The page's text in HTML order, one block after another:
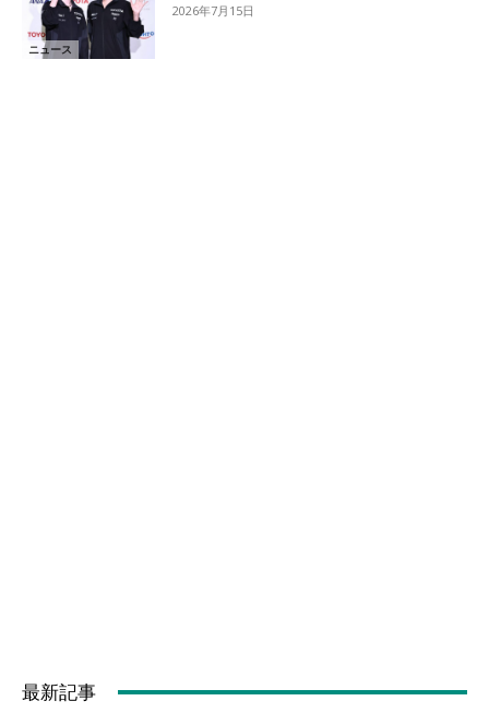
ニュース
2026年7月15日
最新記事